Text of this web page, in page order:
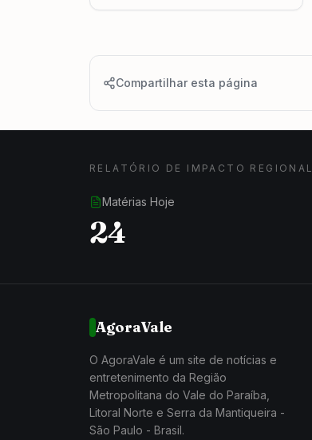
Compartilhar esta página
RELATÓRIO DE IMPACTO REGIONAL
Matérias Hoje
24
AgoraVale
O AgoraVale é um site de notícias e
entretenimento da Região
Metropolitana do Vale do Paraíba,
Litoral Norte e Serra da Mantiqueira -
São Paulo - Brasil.